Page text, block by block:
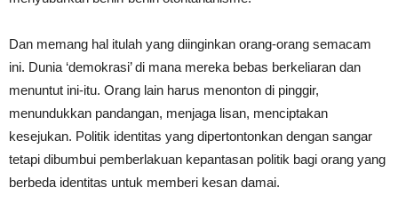
Dan memang hal itulah yang diinginkan orang-orang semacam
ini. Dunia ‘demokrasi’ di mana mereka bebas berkeliaran dan
menuntut ini-itu. Orang lain harus menonton di pinggir,
menundukkan pandangan, menjaga lisan, menciptakan
kesejukan. Politik identitas yang dipertontonkan dengan sangar
tetapi dibumbui pemberlakuan kepantasan politik bagi orang yang
berbeda identitas untuk memberi kesan damai.